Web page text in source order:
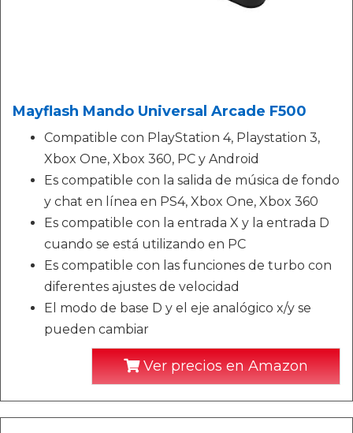
Mayflash Mando Universal Arcade F500
Compatible con PlayStation 4, Playstation 3,
Xbox One, Xbox 360, PC y Android
Es compatible con la salida de música de fondo
y chat en línea en PS4, Xbox One, Xbox 360
Es compatible con la entrada X y la entrada D
cuando se está utilizando en PC
Es compatible con las funciones de turbo con
diferentes ajustes de velocidad
El modo de base D y el eje analógico x/y se
pueden cambiar
Ver precios en Amazon